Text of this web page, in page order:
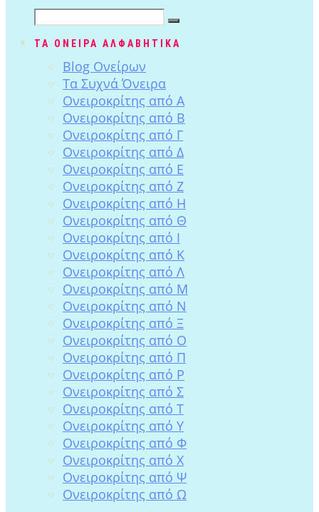
ΤΑ ΟΝΕΙΡΑ ΑΛΦΑΒΗΤΙΚΑ
Blog Ονείρων
Tα Συχνά Όνειρα
Ονειροκρίτης από Α
Ονειροκρίτης από Β
Ονειροκρίτης από Γ
Ονειροκρίτης από Δ
Ονειροκρίτης από Ε
Ονειροκρίτης από Ζ
Ονειροκρίτης από Η
Ονειροκρίτης από Θ
Ονειροκρίτης από Ι
Ονειροκρίτης από Κ
Ονειροκρίτης από Λ
Ονειροκρίτης από Μ
Ονειροκρίτης από Ν
Ονειροκρίτης από Ξ
Ονειροκρίτης από Ο
Ονειροκρίτης από Π
Ονειροκρίτης από Ρ
Ονειροκρίτης από Σ
Ονειροκρίτης από Τ
Ονειροκρίτης από Υ
Ονειροκρίτης από Φ
Ονειροκρίτης από Χ
Ονειροκρίτης από Ψ
Ονειροκρίτης από Ω